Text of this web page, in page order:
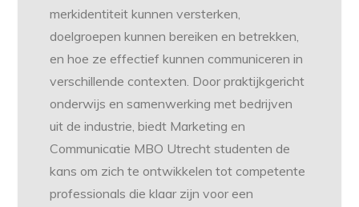
merkidentiteit kunnen versterken,
doelgroepen kunnen bereiken en betrekken,
en hoe ze effectief kunnen communiceren in
verschillende contexten. Door praktijkgericht
onderwijs en samenwerking met bedrijven
uit de industrie, biedt Marketing en
Communicatie MBO Utrecht studenten de
kans om zich te ontwikkelen tot competente
professionals die klaar zijn voor een